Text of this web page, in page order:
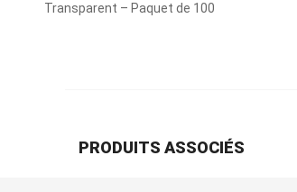
Transparent – Paquet de 100
PRODUITS ASSOCIÉS